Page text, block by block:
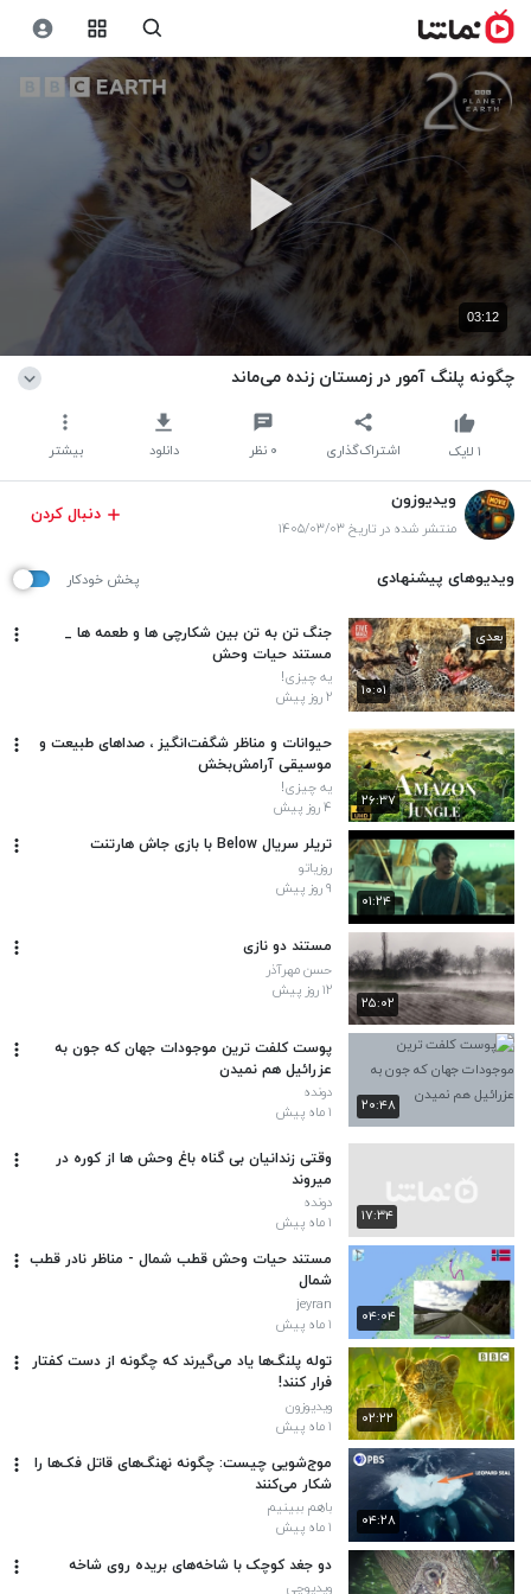
03:12
چگونه پلنگ آمور در زمستان زنده می‌ماند
اشتراک‌گذاری ۰ نظر دانلود بیشتر ۱ لایک
ویدیوزون
منتشر شده در تاریخ ۱۴۰۵/۰۳/۰۳
دنبال کردن
ویدیوهای پیشنهادی پخش خودکار
۱۰:۰۱
بعدی
جنگ تن به تن بین شکارچی ها و طعمه ها _
مستند حیات وحش
یه چیزی!
۲ روز پیش
۲۶:۳۷
حیوانات و مناظر شگفت‌انگیز ، صداهای طبیعت و
موسیقی آرامش‌بخش
یه چیزی!
۴ روز پیش
۰۱:۲۴
تریلر سریال Below با بازی جاش هارتنت
روزیاتو
۹ روز پیش
۲۵:۰۲
مستند دو نازی
حسن مهرآذر
۱۲ روز پیش
۲۰:۴۸
پوست کلفت ترین موجودات جهان که جون به
عزرائیل هم نمیدن
دونده
۱ ماه پیش
۱۷:۳۴
وقتی زندانیان بی گناه باغ وحش ها از کوره در
میروند
دونده
۱ ماه پیش
۰۴:۰۴
مستند حیات وحش قطب شمال - مناظر نادر قطب
شمال
jeyran
۱ ماه پیش
۰۲:۲۲
توله پلنگ‌ها یاد می‌گیرند که چگونه از دست کفتار
فرار کنند!
ویدیوزون
۱ ماه پیش
۰۴:۲۸
موج‌شویی چیست: چگونه نهنگ‌های قاتل فک‌ها را
شکار می‌کنند
باهم ببینیم
۱ ماه پیش
دو جغد کوچک با شاخه‌های بریده روی شاخه
ویدیوچی